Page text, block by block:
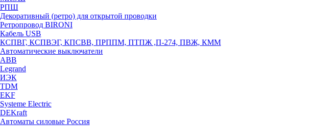
РПШ
Декоративный (ретро) для открытой проводки
Ретропровод BIRONI
Кабель USB
КСПВГ, КСПВЭГ, КПСВВ, ПРППМ, ПТПЖ ,П-274, ПВЖ, КММ
Автоматические выключатели
ABB
Legrand
ИЭК
TDM
EKF
Systeme Electric
DEKraft
Автоматы силовые Россия